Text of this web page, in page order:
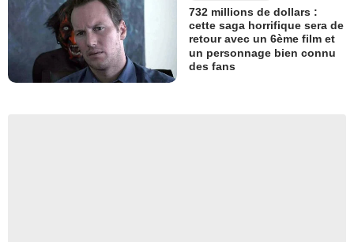
732 millions de dollars :
cette saga horrifique sera de
retour avec un 6ème film et
un personnage bien connu
des fans